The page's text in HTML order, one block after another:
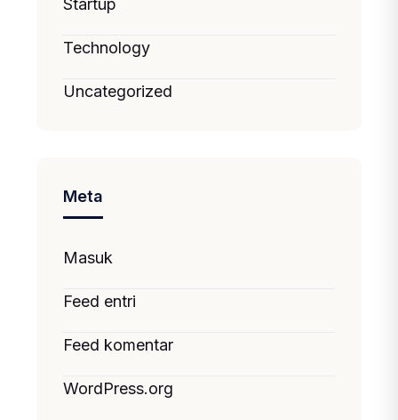
Startup
Technology
Uncategorized
Meta
Masuk
Feed entri
Feed komentar
WordPress.org